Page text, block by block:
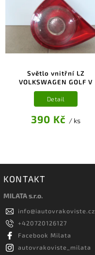
Světlo vnitřní LZ
VOLKSWAGEN GOLF V
390 Kč / ks
Detail
KONTAKT
MILATA s.r.o.
info@iautovrakoviste.cz
+420720126127
Facebook Milata
autovrakoviste_milata